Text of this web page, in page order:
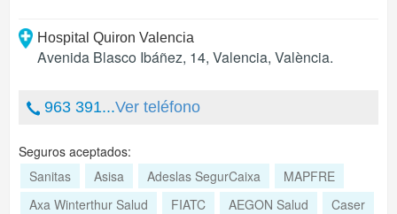
Hospital Quiron Valencia
Avenida Blasco Ibáñez, 14, Valencia, València.
963 391...Ver teléfono
Seguros aceptados:
Sanitas
Asisa Adeslas SegurCaixa
MAPFRE
Axa Winterthur Salud
FIATC AEGON Salud
Caser